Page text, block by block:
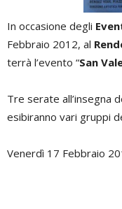
In occasione degli
Febbraio 2012, al
terrà l’evento “San
Tre serate all’insegna
esibiranno vari gruppi
Venerdì 17 Febbraio